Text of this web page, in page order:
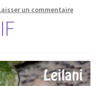
un commentaire